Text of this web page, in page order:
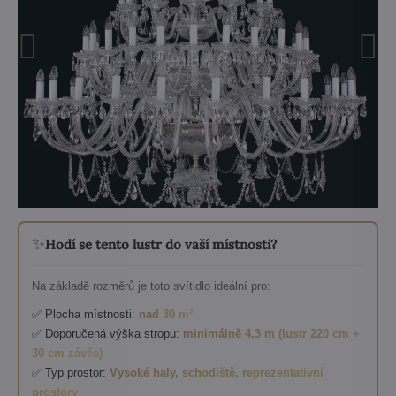
✨Hodí se tento lustr do vaší místnosti?
Na základě rozměrů je toto svítidlo ideální pro:
✅ Plocha místnosti: nad 30 m²
✅ Doporučená výška stropu: minimálně 4,3 m (lustr 220 cm +
30 cm závěs)
✅ Typ prostor: Vysoké haly, schodiště, reprezentativní
prostory